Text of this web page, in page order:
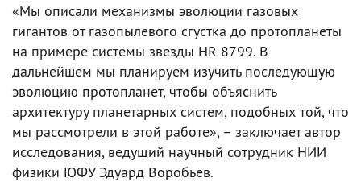
«Мы описали механизмы эволюции газовых
гигантов от газопылевого сгустка до протопланеты
на примере системы звезды HR 8799. В
дальнейшем мы планируем изучить последующую
эволюцию протопланет, чтобы объяснить
архитектуру планетарных систем, подобных той, что
мы рассмотрели в этой работе», – заключает автор
исследования, ведущий научный сотрудник НИИ
физики ЮФУ Эдуард Воробьев.